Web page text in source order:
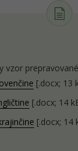
vzor
[.docx; 13
[.docx; 14
[.docx; 14